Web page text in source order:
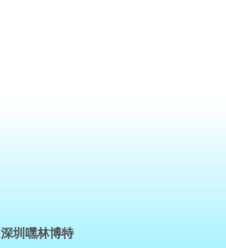
深圳嘿林博特